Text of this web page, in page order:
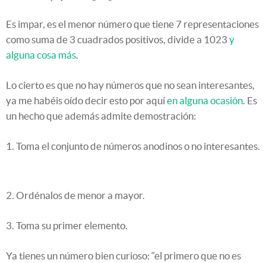
Es impar, es el menor número que tiene 7 representaciones
como suma de 3 cuadrados positivos, divide a 1023 y
alguna cosa más.
Lo cierto es que no hay números que no sean interesantes,
ya me habéis oído decir esto por aquíen alguna ocasión. Es
un hecho que además admite demostración:
1. Toma el conjunto de números anodinos o no interesantes.
2. Ordénalos de menor a mayor.
3. Toma su primer elemento.
Ya tienes un número bien curioso: “el primero que no es